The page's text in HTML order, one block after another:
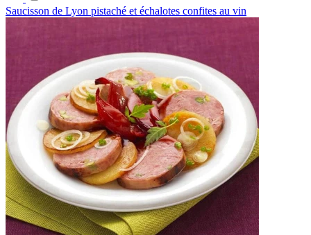
Saucisson de Lyon pistaché et échalotes confites au vin